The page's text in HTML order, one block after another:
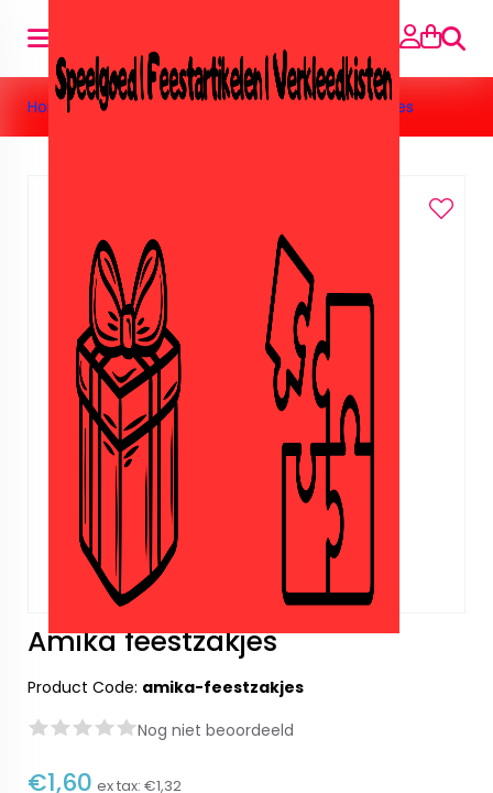
Search
Home » Feestartikelen» Amika» Amika feestzakjes
Amika feestzakjes
Product Code: amika-feestzakjes
Nog niet beoordeeld
€1,60 ex tax: €1,32